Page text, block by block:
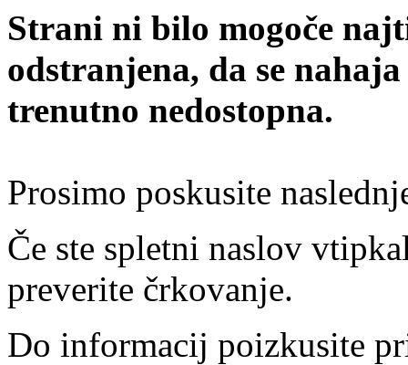
Strani ni bilo mogoče
odstranjena, da se
trenutno nedostopna.
Prosimo poskusite
Če ste spletni naslov
preverite črkovanje.
Do informacij poizkusite